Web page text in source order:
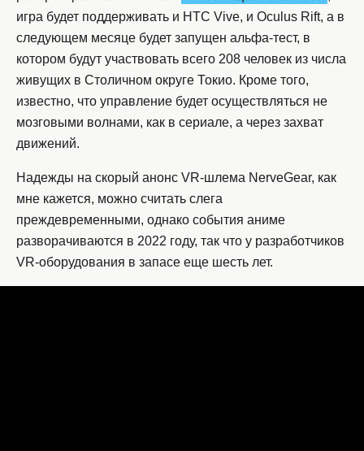
игра будет поддерживать и HTC Vive, и Oculus Rift, а в
следующем месяце будет запущен альфа-тест, в
котором будут участвовать всего 208 человек из числа
живущих в Столичном округе Токио. Кроме того,
известно, что управление будет осуществляться не
мозговыми волнами, как в сериале, а через захват
движений.
Надежды на скорый анонс VR-шлема NerveGear, как
мне кажется, можно считать слега
преждевременными, однако события аниме
разворачиваются в 2022 году, так что у разработчиков
VR-оборудования в запасе еще шесть лет.